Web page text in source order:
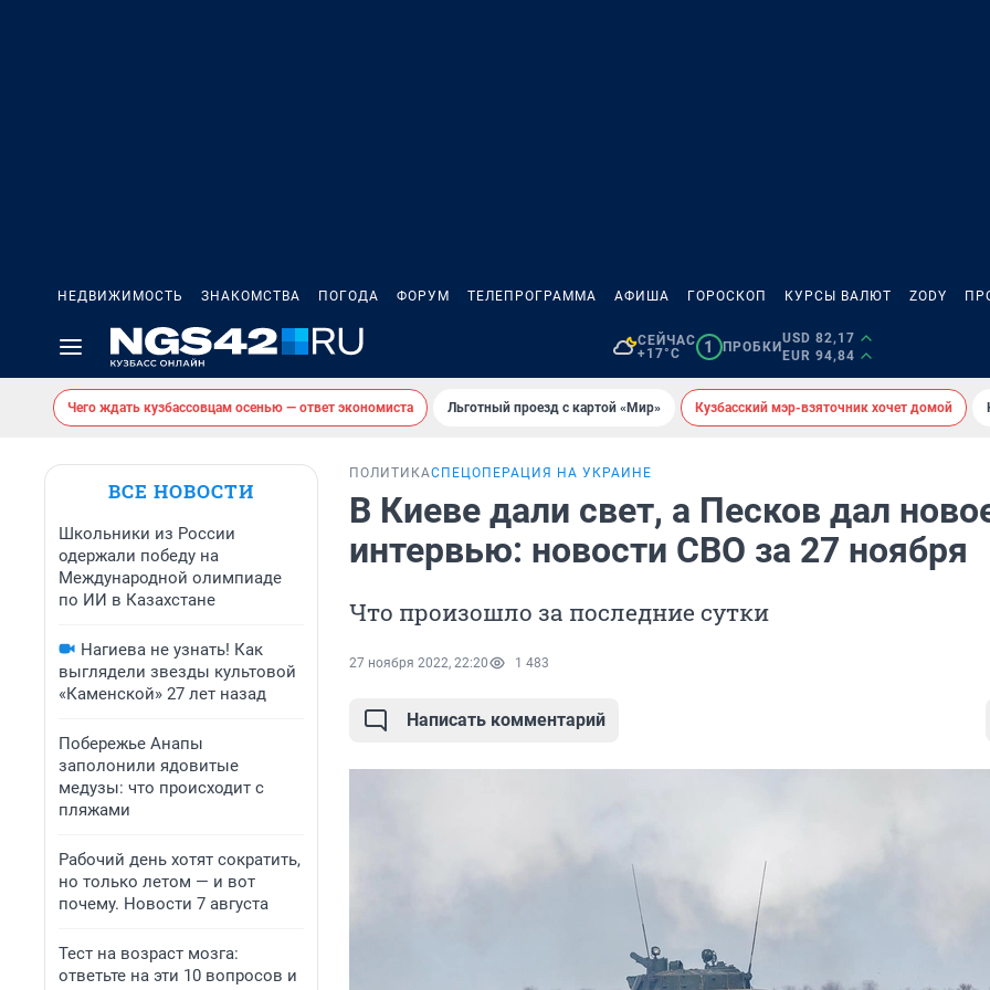
НЕДВИЖИМОСТЬ ЗНАКОМСТВА ПОГОДА ФОРУМ ТЕЛЕПРОГРАММА АФИША ГОРОСКОП КУРСЫ ВАЛЮТ ZODY
СЕЙЧАС
+17°C
1 ПРОБКИ
USD 82,17
EUR 94,84
Чего ждать кузбассовцам осенью — ответ экономиста Льготный проезд с картой «Мир» Кузбасский мэр-взяточник хочет домой
ВСЕ НОВОСТИ
Школьники из России
одержали победу на
Международной олимпиаде
по ИИ в Казахстане
Нагиева не узнать! Как
выглядели звезды культовой
«Каменской» 27 лет назад
Побережье Анапы
заполонили ядовитые
медузы: что происходит с
пляжами
Рабочий день хотят сократить,
но только летом — и вот
почему. Новости 7 августа
Тест на возраст мозга:
ответьте на эти 10 вопросов и
ПОЛИТИКАСПЕЦОПЕРАЦИЯ НА УКРАИНЕ
В Киеве дали свет, а Песков дал
интервью: новости СВО за 27 ноября
Что произошло за последние сутки
27 ноября 2022, 22:20 1 483
Написать комментарий